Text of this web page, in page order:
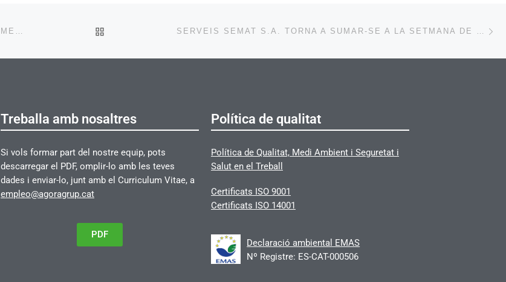
SERVEIS MEDI AMBIENT, S.A. (SMATSA) INSTA A L’AJUNTAMENT DE SABADELL A AFRONTAR LES SEVES RESPONSABILITATS EN RELACIÓ AMB LA NETEJA DE LA CIUTAT BACK TO POST LIST SERVEIS SEMAT S.A. TORNA A SUMAR-SE A LA SETMANA DE LA MOBILITAT SOSTENIBLE I SEGURA A POLINYÀ
Treballa amb nosaltres
Si vols formar part del nostre equip, pots
descarregar el PDF, omplir-lo amb les teves
dades i enviar-lo, junt amb el Curriculum Vitae, a
empleo@agoragrup.cat
PDF
Política de qualitat
Política de Qualitat, Medi Ambient i Seguretat i
Salut en el Treball
Certificats ISO 9001
Certificats ISO 14001
Declaració ambiental EMAS
Nº Registre: ES-CAT-000506